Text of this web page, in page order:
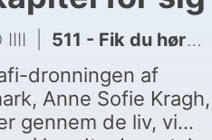
IIII 511 - Fik du hørt: Trine Dyrholm
dronningen af
Anne Sofie Kragh,
gennem de liv, vi